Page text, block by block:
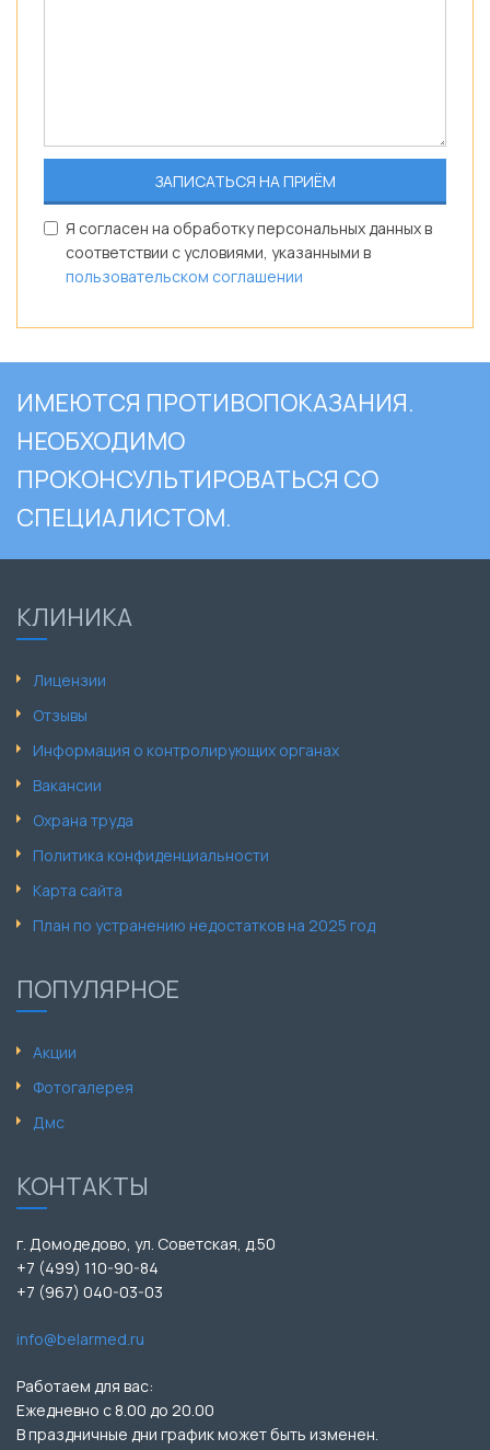
Я согласен на обработку персональных данных в
соответствии с условиями, указанными в
пользовательском соглашении
ИМЕЮТСЯ ПРОТИВОПОКАЗАНИЯ.
НЕОБХОДИМО
ПРОКОНСУЛЬТИРОВАТЬСЯ СО
СПЕЦИАЛИСТОМ.
КЛИНИКА
Лицензии
Отзывы
Информация о контролирующих органах
Вакансии
Охрана труда
Политика конфиденциальности
Карта сайта
План по устранению недостатков на 2025 год
ПОПУЛЯРНОЕ
Акции
Фотогалерея
Дмс
КОНТАКТЫ
г. Домодедово, ул. Советская, д.50
+7 (499) 110-90-84
+7 (967) 040-03-03
info@belarmed.ru
Работаем для вас:
Ежедневно с 8.00 до 20.00
В праздничные дни график может быть изменен.